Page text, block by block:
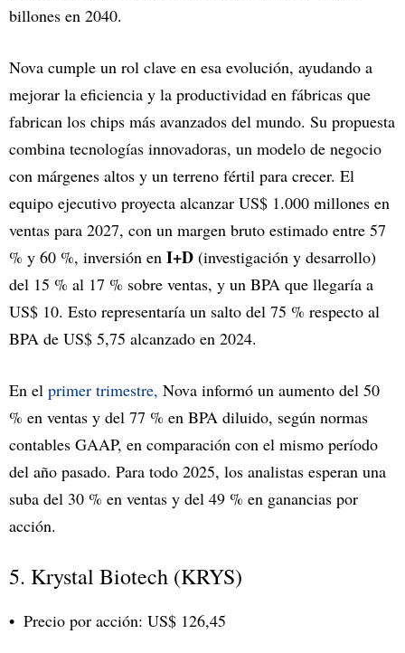
billones en 2040.
Nova cumple un rol clave en esa evolución, ayudando a
mejorar la eficiencia y la productividad en fábricas que
fabrican los chips más avanzados del mundo. Su propuesta
combina tecnologías innovadoras, un modelo de negocio
con márgenes altos y un terreno fértil para crecer. El
equipo ejecutivo proyecta alcanzar US$ 1.000 millones en
ventas para 2027, con un margen bruto estimado entre 57
% y 60 %, inversión en I+D (investigación y desarrollo)
del 15 % al 17 % sobre ventas, y un BPA que llegaría a
US$ 10. Esto representaría un salto del 75 % respecto al
BPA de US$ 5,75 alcanzado en 2024.
En el primer trimestre, Nova informó un aumento del 50
% en ventas y del 77 % en BPA diluido, según normas
contables GAAP, en comparación con el mismo período
del año pasado. Para todo 2025, los analistas esperan una
suba del 30 % en ventas y del 49 % en ganancias por
acción.
5. Krystal Biotech (KRYS)
Precio por acción: US$ 126,45